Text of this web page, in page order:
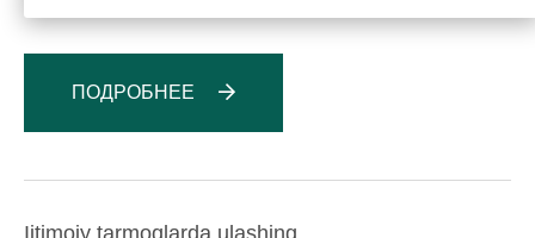
ПОДРОБНЕЕ
Ijtimoiy tarmoqlarda ulashing